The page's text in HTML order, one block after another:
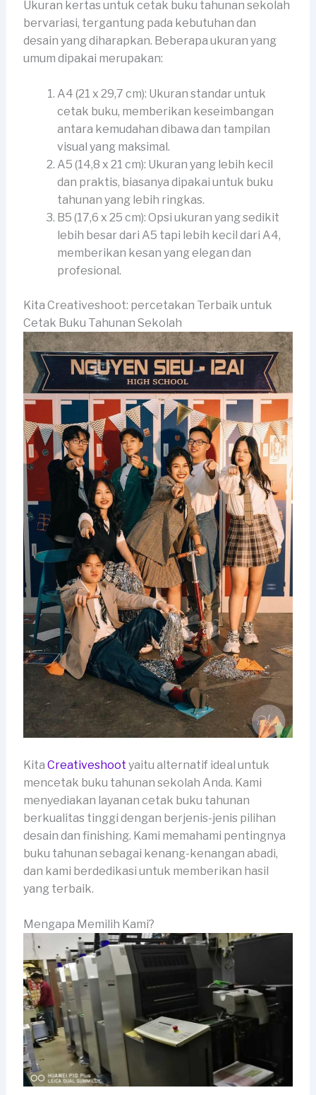
Ukuran kertas untuk cetak buku tahunan sekolah
bervariasi, tergantung pada kebutuhan dan
desain yang diharapkan. Beberapa ukuran yang
umum dipakai merupakan:
A4 (21 x 29,7 cm): Ukuran standar untuk
cetak buku, memberikan keseimbangan
antara kemudahan dibawa dan tampilan
visual yang maksimal.
A5 (14,8 x 21 cm): Ukuran yang lebih kecil
dan praktis, biasanya dipakai untuk buku
tahunan yang lebih ringkas.
B5 (17,6 x 25 cm): Opsi ukuran yang sedikit
lebih besar dari A5 tapi lebih kecil dari A4,
memberikan kesan yang elegan dan
profesional.
Kita Creativeshoot: percetakan Terbaik untuk
Cetak Buku Tahunan Sekolah
Kita Creativeshoot yaitu alternatif ideal untuk
mencetak buku tahunan sekolah Anda. Kami
menyediakan layanan cetak buku tahunan
berkualitas tinggi dengan berjenis-jenis pilihan
desain dan finishing. Kami memahami pentingnya
buku tahunan sebagai kenang-kenangan abadi,
dan kami berdedikasi untuk memberikan hasil
yang terbaik.
Mengapa Memilih Kami?